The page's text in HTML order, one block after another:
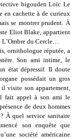
bigouden Loïc Le
en cachette à de curieux
se montrer prudent. À
Eliot Blake, appartient
L’Ombre du Cercle…
ornithologue réputée, a
Son ami intime, le
état dépressif. Il doute
possédait un gros
visite son appartement,
fait appel à son ami le
de deux hommes
À quel service sanitaire
son enquête que
société américaine